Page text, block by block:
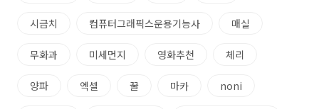
시금치 컴퓨터그래픽스운용기능사 매실
무화과 미세먼지 영화추천 체리
양파 엑셀 꿀 마카 noni